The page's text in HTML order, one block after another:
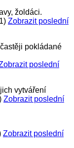
žoldáci.
Zobrazit poslední
pokládané
poslední
vytváření
Zobrazit poslední
Zobrazit poslední